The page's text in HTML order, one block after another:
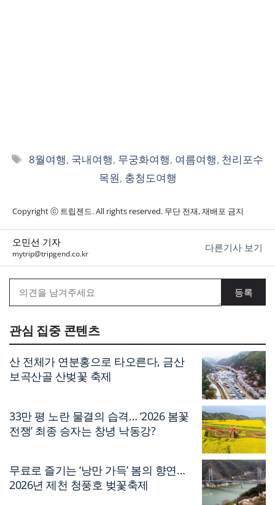
태
8월여행, 국내여행, 무궁화여행, 여름여행, 천리포수
목원, 충청도여행
Copyright ⓒ 트립젠드. All rights reserved. 무단 전재, 재배포 금지
오민선 기자
mytrip@tripgend.co.kr
다른기사 보기
관심 집중 콘텐츠
산 전체가 연분홍으로 타오른다, 금산
보곡산골 산벚꽃 축제
33만 평 노란 물결의 습격… ‘2026 봄꽃
전쟁’ 최종 승자는 창녕 낙동강?
무료로 즐기는 ‘낭만 가득’ 봄의 향연…
2026년 제천 청풍호 벚꽃축제